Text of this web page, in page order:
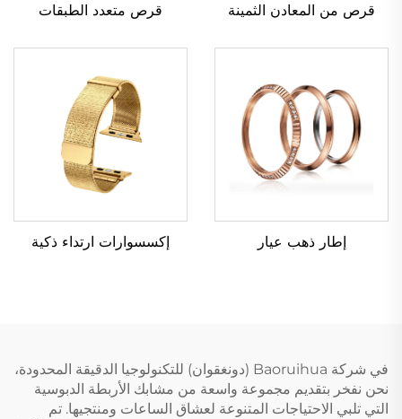
قرص من المعادن الثمينة قرص متعدد الطبقات
إطار ذهب عيار إكسسوارات ارتداء ذكية
في شركة Baoruihua (دونغقوان) للتكنولوجيا الدقيقة المحدودة،
نحن نفخر بتقديم مجموعة واسعة من مشابك الأربطة الدبوسية
التي تلبي الاحتياجات المتنوعة لعشاق الساعات ومنتجيها. تم